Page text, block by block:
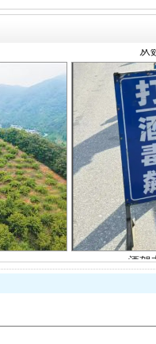
酒驾